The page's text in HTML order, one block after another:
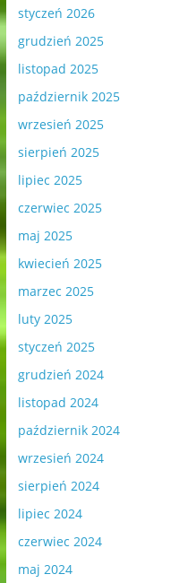
styczeń 2026
grudzień 2025
listopad 2025
październik 2025
wrzesień 2025
sierpień 2025
lipiec 2025
czerwiec 2025
maj 2025
kwiecień 2025
marzec 2025
luty 2025
styczeń 2025
grudzień 2024
listopad 2024
październik 2024
wrzesień 2024
sierpień 2024
lipiec 2024
czerwiec 2024
maj 2024